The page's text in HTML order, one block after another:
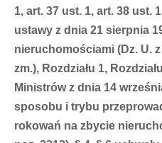
1, art. 37 ust. 1, art. 38 ust.
ustawy z dnia 21 sierpnia
nieruchomościami (Dz. U.
zm.), Rozdziału 1,
Ministrów z dnia 14
sposobu i trybu
rokowań na zbycie